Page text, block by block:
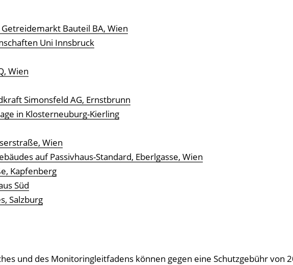
Bauteil BA, Wien
Uni Innsbruck
Wien
Simonsfeld AG, Ernstbrunn
in Klosterneuburg-Kierling
Wien
auf Passivhaus-Standard, Eberlgasse, Wien
Kapfenberg
Süd
Salzburg
und des Monitoringleitfadens können gegen eine Schutzgebühr von